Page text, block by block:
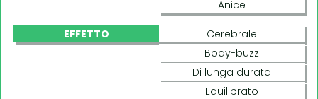
Anice
EFFETTO
Cerebrale
Body-buzz
Di lunga durata
Equilibrato